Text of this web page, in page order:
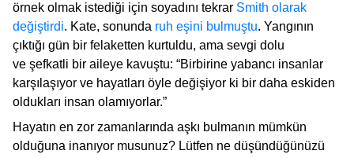
örnek olmak istediği için soyadını tekrar Smith olarak
değiştirdi. Kate, sonunda ruh eşini bulmuştu. Yangının
çıktığı gün bir felaketten kurtuldu, ama sevgi dolu
ve şefkatli bir aileye kavuştu: “Birbirine yabancı insanlar
karşılaşıyor ve hayatları öyle değişiyor ki bir daha eskiden
oldukları insan olamıyorlar.”
Hayatın en zor zamanlarında aşkı bulmanın mümkün
olduğuna inanıyor musunuz? Lütfen ne düşündüğünüzü